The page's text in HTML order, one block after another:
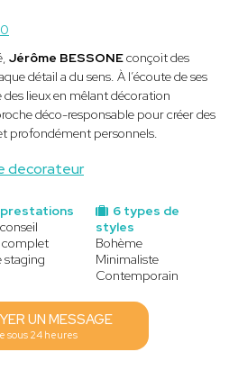
decorateur
Jérôme BESSONEconçoit des
détail a du sens. À l’écoute de ses
des lieux en mêlant décoration
déco-responsable pour créer des
profondément personnels.
6 types de
styles
Bohème
Minimaliste
Contemporain
prestations
complet
staging
UN MESSAGE
sous 24 heures